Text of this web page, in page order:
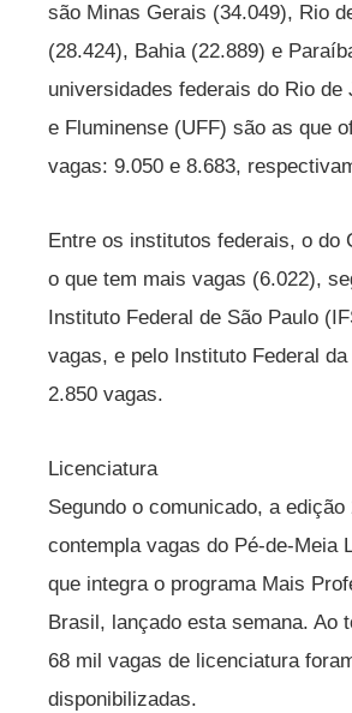
são Minas Gerais (34.049), Rio
(28.424), Bahia (22.889) e
universidades federais do Rio de
e Fluminense (UFF) são as que
vagas: 9.050 e 8.683,
Entre os institutos federais, o do
o que tem mais vagas (6.022),
Instituto Federal de São Paulo
vagas, e pelo Instituto Federal
2.850 vagas.
Licenciatura
Segundo o comunicado, a
contempla vagas do Pé-de-Meia
que integra o programa Mais
Brasil, lançado esta semana. Ao
68 mil vagas de licenciatura
disponibilizadas.